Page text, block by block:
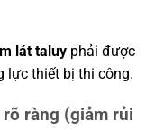
lát taluyphải được
lực thiết bị thi công.
ràng (giảm rủi